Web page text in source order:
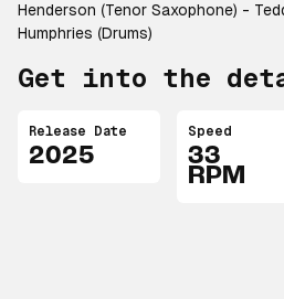
Henderson (Tenor Saxophone) -
Humphries (Drums)
Get into the
Release Date
2025
Speed
33
RPM